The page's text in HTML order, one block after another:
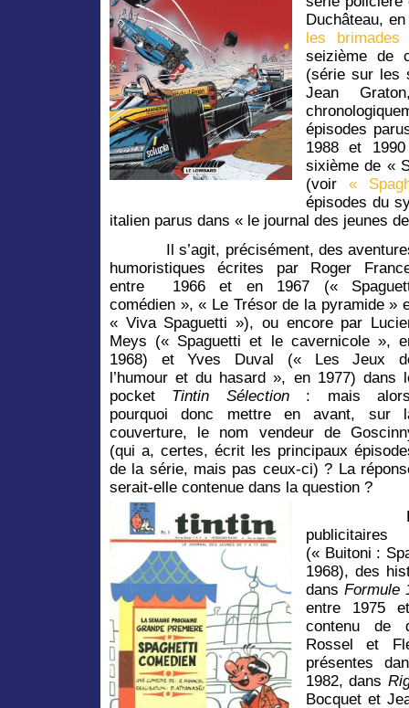
Duchâteau,
les brimades
seizième de
(série sur les
Jean
épisodes
1988 et
sixième de «
(voir «
épisodes du
italien parus dans « le journal des jeunes
Il s’agit, précisément, des
humoristiques écrites par Roger
entre 1966 et en 1967 («
comédien », « Le Trésor de la pyramide »
« Viva Spaguetti »), ou encore par
Meys (« Spaguetti et le cavernicole »,
1968) et Yves Duval (« Les Jeux
l’humour et du hasard », en 1977) dans
pocket Tintin Sélection: mais
pourquoi donc mettre en avant, sur
couverture, le nom vendeur de
(qui a, certes, écrit les principaux
de la série, mais pas ceux-ci) ? La
serait-elle contenue dans la question ?
Par
(« Buitoni :
1968), des
dansFormule
entre 1975
contenu de
Rossel et
présentes
1982, dans
Bocquet et